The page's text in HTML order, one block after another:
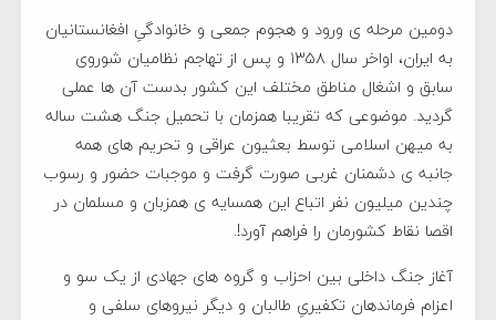
دومین مرحله ی ورود و هجوم جمعی و خانوادگیِ افغانستانیان
به ایران، اواخر سال ۱۳۵۸ و پس از تهاجم نظامیان شوروی
سابق و اشغال مناطق مختلف این کشور بدست آن ها عملی
گردید. موضوعی که تقریبا همزمان با تحمیل جنگ هشت ساله
به میهن اسلامی توسط بعثیون عراقی و تحریم های همه
جانبه ی دشمنان غربی صورت گرفت و موجبات حضور و رسوب
چندین میلیون نفر اتباع این همسایه ی همزبان و مسلمان در
اقصا نقاط کشورمان را فراهم آورد!.
آغاز جنگ داخلی بین احزاب و گروه های جهادی از یک سو و
اعزام فرماندهان تکفیریِ طالبان و دیگر نیروهای سلفی و